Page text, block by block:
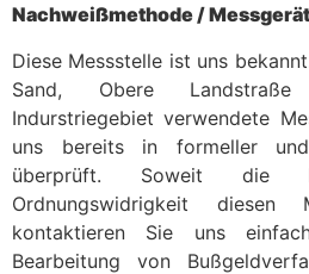
Nachweißmethode / Messgerät
Diese Messstelle ist uns
Sand, Obere Landstraße
Indurstriegebiet verwendete
uns bereits in formeller
überprüft. Soweit die
Ordnungswidrigkeit
kontaktieren Sie uns
Bearbeitung von